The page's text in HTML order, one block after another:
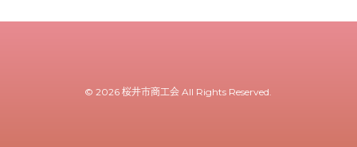
© 2026 桜井市商工会 All Rights Reserved.